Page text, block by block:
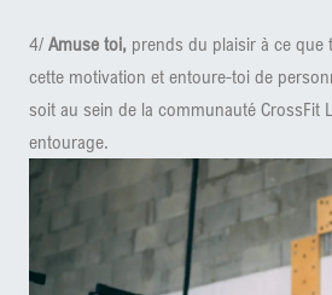
4/ Amuse toi, prends du plaisir à ce que
cette motivation et entoure-toi de
soit au sein de la communauté CrossFit
entourage.